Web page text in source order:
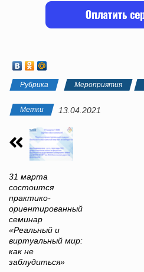
Рубрика Мероприятия
Метки 13.04.2021
31 марта
состоится
практико-
ориентированный
семинар
«Реальный и
виртуальный мир:
как не
заблудиться»